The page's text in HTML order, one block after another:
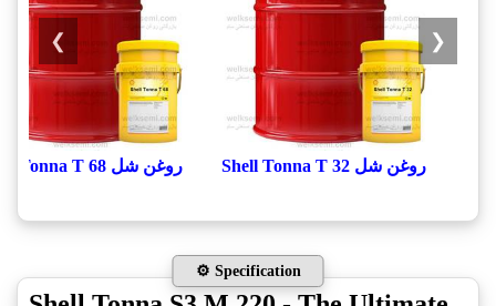
روغن شل Shell Tonna T 32 روغن شل Shell Tonna T 68
❮
❯
⚙️ Specification